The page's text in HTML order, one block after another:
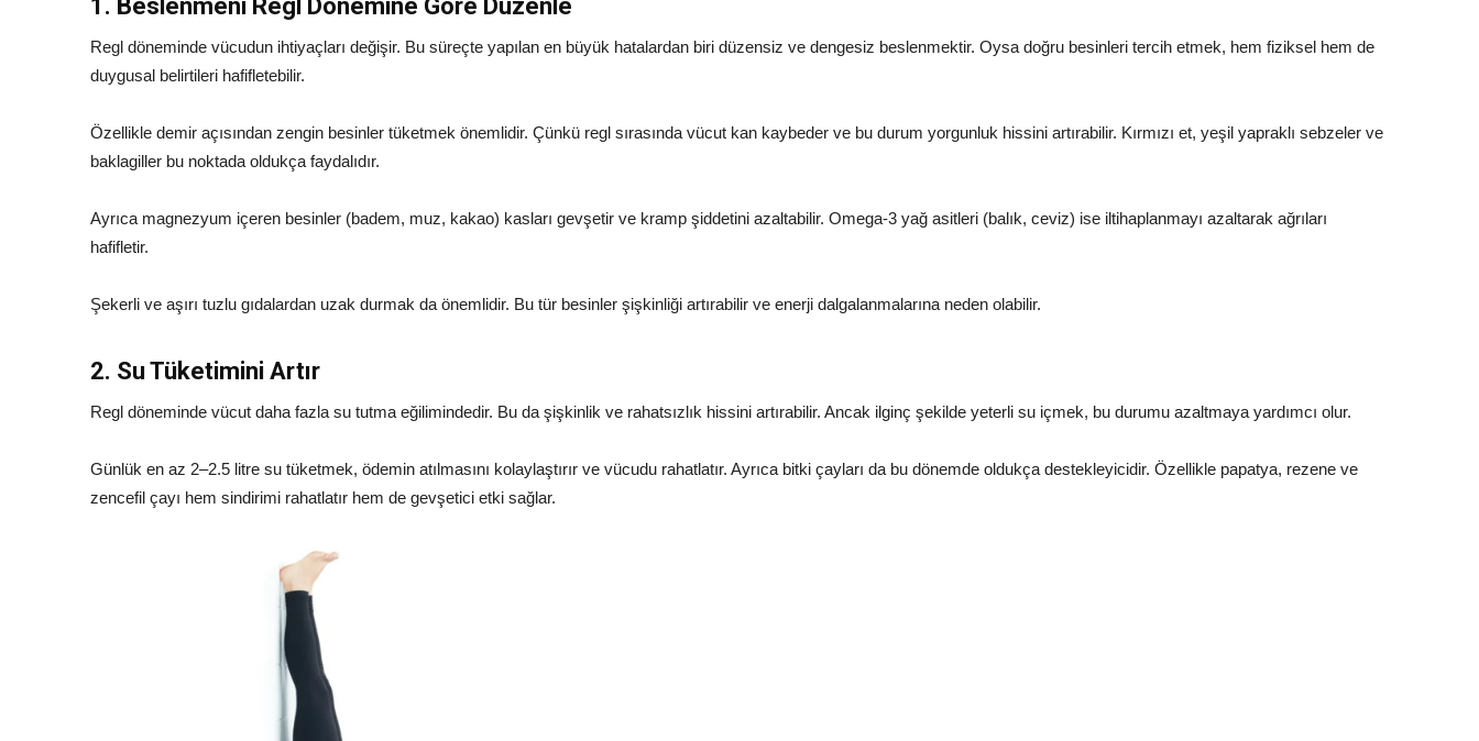
1. Beslenmeni Regl Dönemine Göre Düzenle
Regl döneminde vücudun ihtiyaçları değişir. Bu süreçte yapılan en büyük hatalardan biri düzensiz ve dengesiz beslenmektir. Oysa doğru besinleri tercih etmek, hem fiziksel hem de
duygusal belirtileri hafifletebilir.
Özellikle demir açısından zengin besinler tüketmek önemlidir. Çünkü regl sırasında vücut kan kaybeder ve bu durum yorgunluk hissini artırabilir. Kırmızı et, yeşil yapraklı sebzeler ve
baklagiller bu noktada oldukça faydalıdır.
Ayrıca magnezyum içeren besinler (badem, muz, kakao) kasları gevşetir ve kramp şiddetini azaltabilir. Omega-3 yağ asitleri (balık, ceviz) ise iltihaplanmayı azaltarak ağrıları
hafifletir.
Şekerli ve aşırı tuzlu gıdalardan uzak durmak da önemlidir. Bu tür besinler şişkinliği artırabilir ve enerji dalgalanmalarına neden olabilir.
2. Su Tüketimini Artır
Regl döneminde vücut daha fazla su tutma eğilimindedir. Bu da şişkinlik ve rahatsızlık hissini artırabilir. Ancak ilginç şekilde yeterli su içmek, bu durumu azaltmaya yardımcı olur.
Günlük en az 2–2.5 litre su tüketmek, ödemin atılmasını kolaylaştırır ve vücudu rahatlatır. Ayrıca bitki çayları da bu dönemde oldukça destekleyicidir. Özellikle papatya, rezene ve
zencefil çayı hem sindirimi rahatlatır hem de gevşetici etki sağlar.